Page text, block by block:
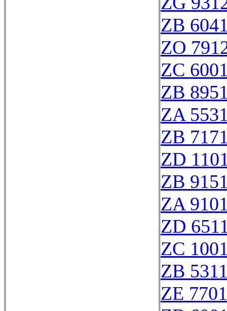
ZB
ZO
ZC
ZB
ZA
ZB
ZD
ZB
ZA
ZD
ZC
ZB
ZE